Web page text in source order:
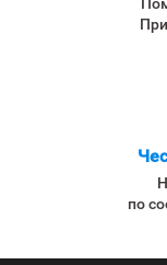
по